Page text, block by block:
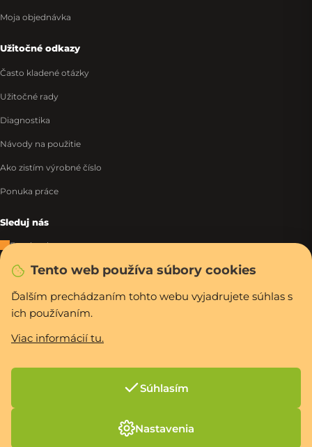
Tento web používa súbory cookies
Ďalším prechádzaním tohto webu vyjadrujete súhlas s
ich používaním.
Viac informácií tu.
Súhlasím
Nastavenia
Moja objednávka
Užitočné odkazy
Často kladené otázky
Užitočné rady
Diagnostika
Návody na použitie
Ako zistím výrobné číslo
Ponuka práce
Sleduj nás
Facebook
Instagram
Tiktok
WhatsApp
PCexpres.sk. Všetky práva vyhradené.